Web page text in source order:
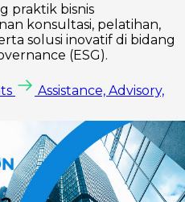
praktik bisnis
konsultasi, pelatihan,
solusi inovatif di bidang
(ESG).
Assistance, Advisory,